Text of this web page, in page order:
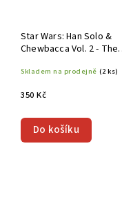
Star Wars: Han Solo &
Chewbacca Vol. 2 - The
Skladem na prodejně (2 ks)
350 Kč
Do košíku